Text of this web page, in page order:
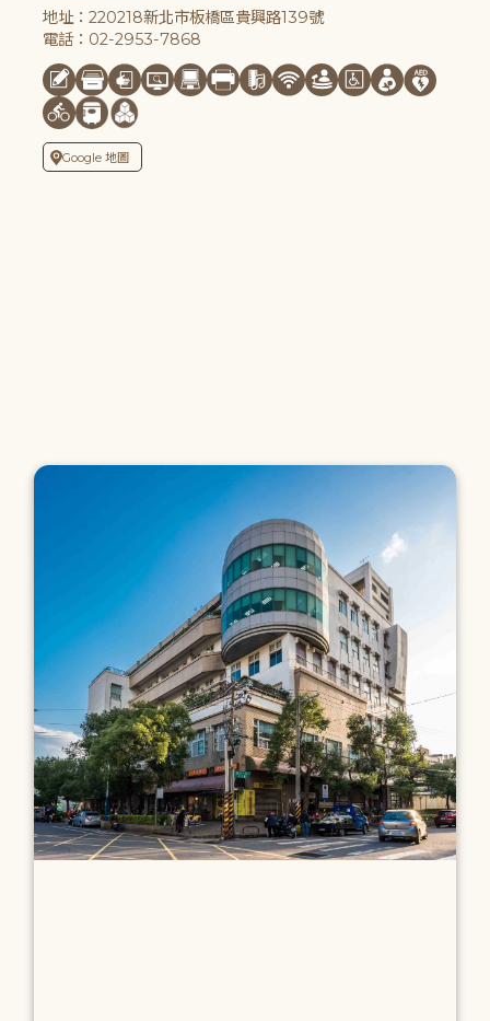
地址：220218新北市板橋區貴興路139號
電話：02-2953-7868
Google 地圖